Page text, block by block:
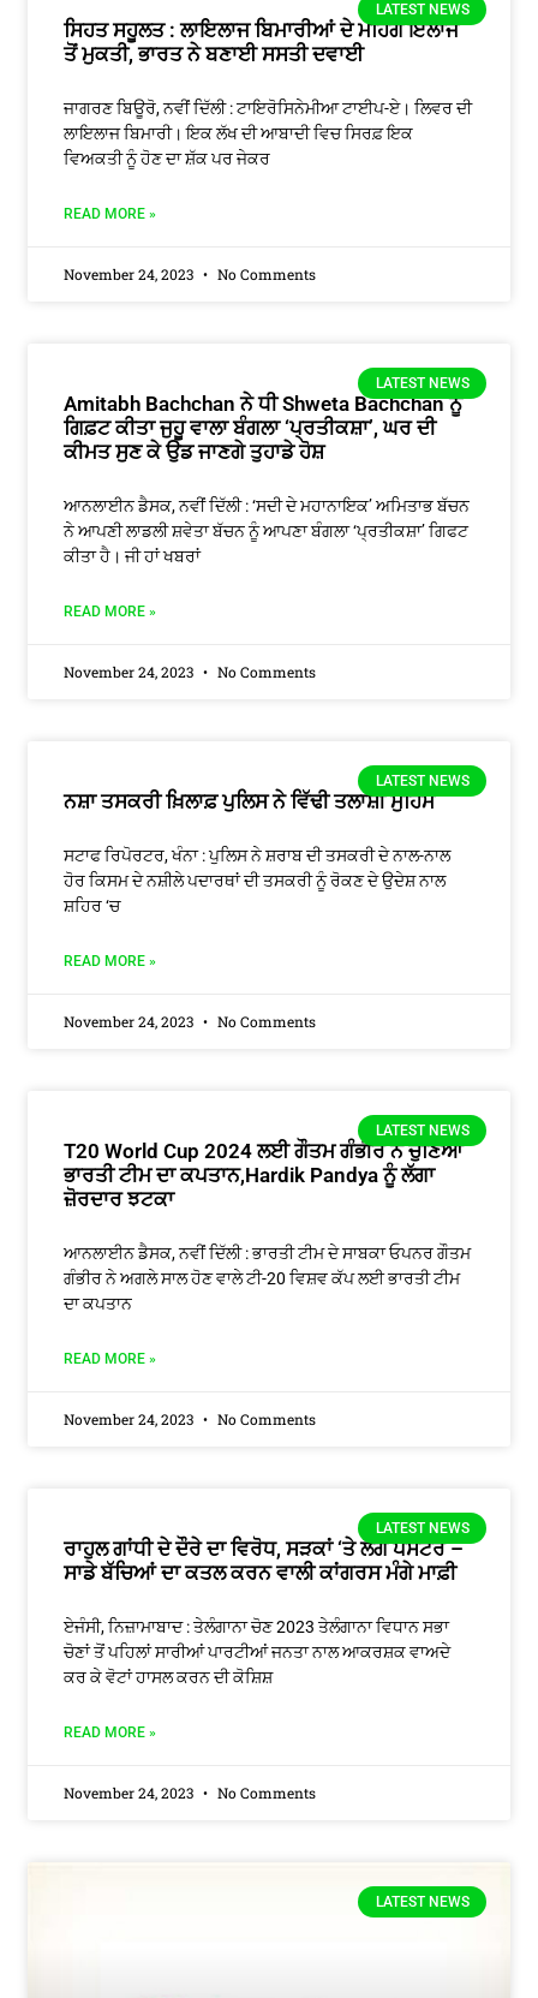
LATEST NEWS
ਸਿਹਤ ਸਹੂਲਤ : ਲਾਇਲਾਜ ਬਿਮਾਰੀਆਂ ਦੇ ਮਹਿੰਗੇ ਇਲਾਜ
ਤੋਂ ਮੁਕਤੀ, ਭਾਰਤ ਨੇ ਬਣਾਈ ਸਸਤੀ ਦਵਾਈ
ਜਾਗਰਣ ਬਿਊਰੋ, ਨਵੀਂ ਦਿੱਲੀ : ਟਾਇਰੋਸਿਨੇਮੀਆ ਟਾਈਪ-ਏ। ਲਿਵਰ ਦੀ
ਲਾਇਲਾਜ ਬਿਮਾਰੀ। ਇਕ ਲੱਖ ਦੀ ਆਬਾਦੀ ਵਿਚ ਸਿਰਫ਼ ਇਕ
ਵਿਅਕਤੀ ਨੂੰ ਹੋਣ ਦਾ ਸ਼ੱਕ ਪਰ ਜੇਕਰ
READ MORE »
November 24, 2023 No Comments
LATEST NEWS
Amitabh Bachchan ਨੇ ਧੀ Shweta Bachchan ਨੂੰ
ਗਿਫ਼ਟ ਕੀਤਾ ਜੁਹੂ ਵਾਲਾ ਬੰਗਲਾ ‘ਪ੍ਰਤੀਕਸ਼ਾ’, ਘਰ ਦੀ
ਕੀਮਤ ਸੁਣ ਕੇ ਉਡ ਜਾਣਗੇ ਤੁਹਾਡੇ ਹੋਸ਼
ਆਨਲਾਈਨ ਡੈਸਕ, ਨਵੀਂ ਦਿੱਲੀ : ‘ਸਦੀ ਦੇ ਮਹਾਨਾਇਕ’ ਅਮਿਤਾਭ ਬੱਚਨ
ਨੇ ਆਪਣੀ ਲਾਡਲੀ ਸ਼ਵੇਤਾ ਬੱਚਨ ਨੂੰ ਆਪਣਾ ਬੰਗਲਾ ‘ਪ੍ਰਤੀਕਸ਼ਾ’ ਗਿਫਟ
ਕੀਤਾ ਹੈ। ਜੀ ਹਾਂ ਖਬਰਾਂ
READ MORE »
November 24, 2023 No Comments
LATEST NEWS
ਨਸ਼ਾ ਤਸਕਰੀ ਖ਼ਿਲਾਫ਼ ਪੁਲਿਸ ਨੇ ਵਿੱਢੀ ਤਲਾਸ਼ੀ ਮੁਹਿੰਮ
ਸਟਾਫ ਰਿਪੋਰਟਰ, ਖੰਨਾ : ਪੁਲਿਸ ਨੇ ਸ਼ਰਾਬ ਦੀ ਤਸਕਰੀ ਦੇ ਨਾਲ-ਨਾਲ
ਹੋਰ ਕਿਸਮ ਦੇ ਨਸ਼ੀਲੇ ਪਦਾਰਥਾਂ ਦੀ ਤਸਕਰੀ ਨੂੰ ਰੋਕਣ ਦੇ ਉਦੇਸ਼ ਨਾਲ
ਸ਼ਹਿਰ ‘ਚ
READ MORE »
November 24, 2023 No Comments
LATEST NEWS
T20 World Cup 2024 ਲਈ ਗੌਤਮ ਗੰਭੀਰ ਨੇ ਚੁਣਿਆ
ਭਾਰਤੀ ਟੀਮ ਦਾ ਕਪਤਾਨ,Hardik Pandya ਨੂੰ ਲੱਗਾ
ਜ਼ੋਰਦਾਰ ਝਟਕਾ
ਆਨਲਾਈਨ ਡੈਸਕ, ਨਵੀਂ ਦਿੱਲੀ : ਭਾਰਤੀ ਟੀਮ ਦੇ ਸਾਬਕਾ ਓਪਨਰ ਗੌਤਮ
ਗੰਭੀਰ ਨੇ ਅਗਲੇ ਸਾਲ ਹੋਣ ਵਾਲੇ ਟੀ-20 ਵਿਸ਼ਵ ਕੱਪ ਲਈ ਭਾਰਤੀ ਟੀਮ
ਦਾ ਕਪਤਾਨ
READ MORE »
November 24, 2023 No Comments
LATEST NEWS
ਰਾਹੁਲ ਗਾਂਧੀ ਦੇ ਦੌਰੇ ਦਾ ਵਿਰੋਧ, ਸੜਕਾਂ ‘ਤੇ ਲੱਗੇ ਪੋਸਟਰ –
ਸਾਡੇ ਬੱਚਿਆਂ ਦਾ ਕਤਲ ਕਰਨ ਵਾਲੀ ਕਾਂਗਰਸ ਮੰਗੇ ਮਾਫ਼ੀ
ਏਜੰਸੀ, ਨਿਜ਼ਾਮਾਬਾਦ : ਤੇਲੰਗਾਨਾ ਚੋਣ 2023 ਤੇਲੰਗਾਨਾ ਵਿਧਾਨ ਸਭਾ
ਚੋਣਾਂ ਤੋਂ ਪਹਿਲਾਂ ਸਾਰੀਆਂ ਪਾਰਟੀਆਂ ਜਨਤਾ ਨਾਲ ਆਕਰਸ਼ਕ ਵਾਅਦੇ
ਕਰ ਕੇ ਵੋਟਾਂ ਹਾਸਲ ਕਰਨ ਦੀ ਕੋਸ਼ਿਸ਼
READ MORE »
November 24, 2023 No Comments
LATEST NEWS